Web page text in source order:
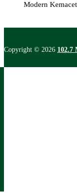
Modern
Copyright © 2026 102.7